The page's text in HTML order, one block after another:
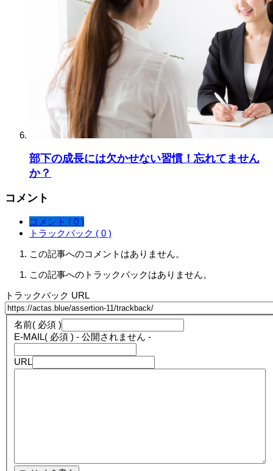
部下の成長には欠かせない習慣！忘れてません
か？
コメント
コメント ( 0 )
トラックバック ( 0 )
この記事へのコメントはありません。
この記事へのトラックバックはありません。
トラックバック URL
名前( 必須 )
E-MAIL( 必須 ) - 公開されません -
URL